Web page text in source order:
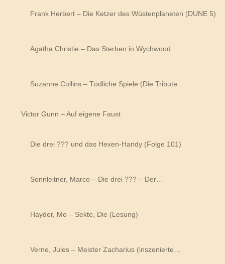
Frank Herbert – Die Ketzer des Wüstenplaneten (DUNE 5)
Agatha Christie – Das Sterben in Wychwood
Suzanne Collins – Tödliche Spiele (Die Tribute…
Victor Gunn – Auf eigene Faust
Die drei ??? und das Hexen-Handy (Folge 101)
Sonnleitner, Marco – Die drei ??? – Der…
Hayder, Mo – Sekte, Die (Lesung)
Verne, Jules – Meister Zacharius (inszenierte…